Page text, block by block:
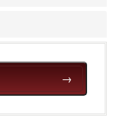
歴史ある諏訪の街
、諏訪湖に包まれ
ただける、美しく
してお過ごしくだ